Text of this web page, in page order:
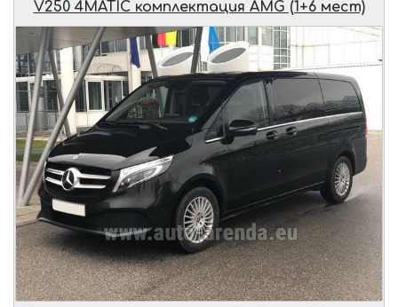
V250 4MATIC комплектация AMG (1+6 мест)